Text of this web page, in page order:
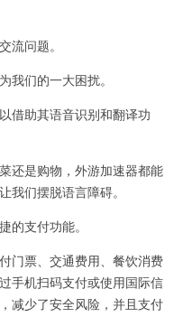
问题。
们的一大困扰。
助其语音识别和翻译功
是购物，外游加速器都能
我们摆脱语言障碍。
支付功能。
票、交通费用、餐饮消费
手机扫码支付或使用国际信
减少了安全风险，并且支付